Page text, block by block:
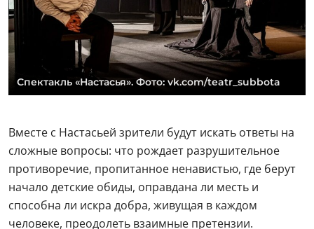
Спектакль «Настасья». Фото: vk.com/teatr_subbota
Вместе с Настасьей зрители будут искать ответы на
сложные вопросы: что рождает разрушительное
противоречие, пропитанное ненавистью, где берут
начало детские обиды, оправдана ли месть и
способна ли искра добра, живущая в каждом
человеке, преодолеть взаимные претензии.